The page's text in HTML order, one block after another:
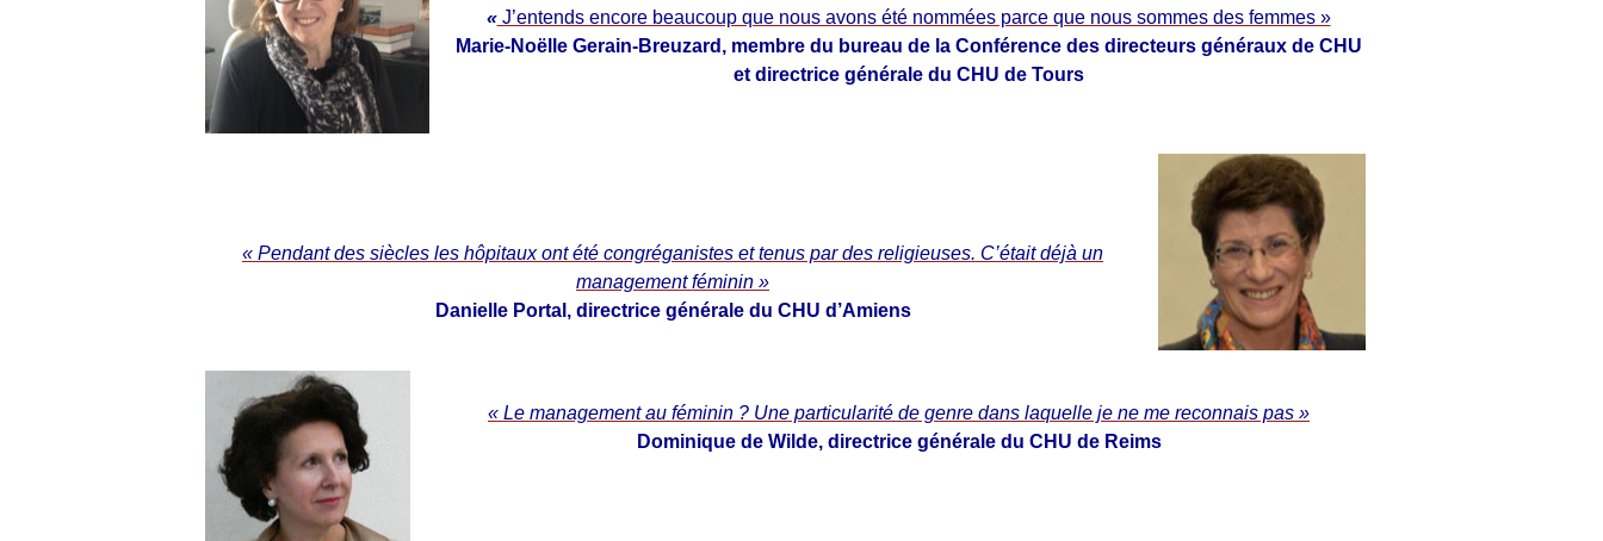
«J’entends encore beaucoup que nous avons été nommées parce que nous sommes des femmes »
Marie-Noëlle Gerain-Breuzard, membre du bureau de la Conférence des directeurs généraux de CHU
et directrice générale du CHU de Tours
« Pendant des siècles les hôpitaux ont été congréganistes et tenus par des religieuses. C’était déjà un
management féminin »
Danielle Portal, directrice générale du CHU d’Amiens
« Le management au féminin ? Une particularité de genre dans laquelle je ne me reconnais pas »
Dominique de Wilde, directrice générale du CHU de Reims